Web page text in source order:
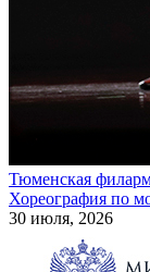
Тюменская
Хореография по
30 июля, 2026